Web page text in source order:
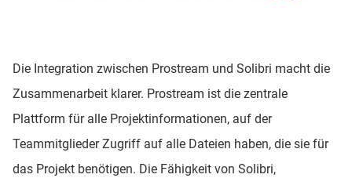
Die Integration zwischen Prostream und Solibri macht die
Zusammenarbeit klarer. Prostream ist die zentrale
Plattform für alle Projektinformationen, auf der
Teammitglieder Zugriff auf alle Dateien haben, die sie für
das Projekt benötigen. Die Fähigkeit von Solibri,